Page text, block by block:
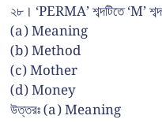
২৮। ‘PERMA’ শব্দটিতে ‘M’
(a) Meaning
(b) Method
(c) Mother
(d) Money
উত্তরঃ (a) Meaning